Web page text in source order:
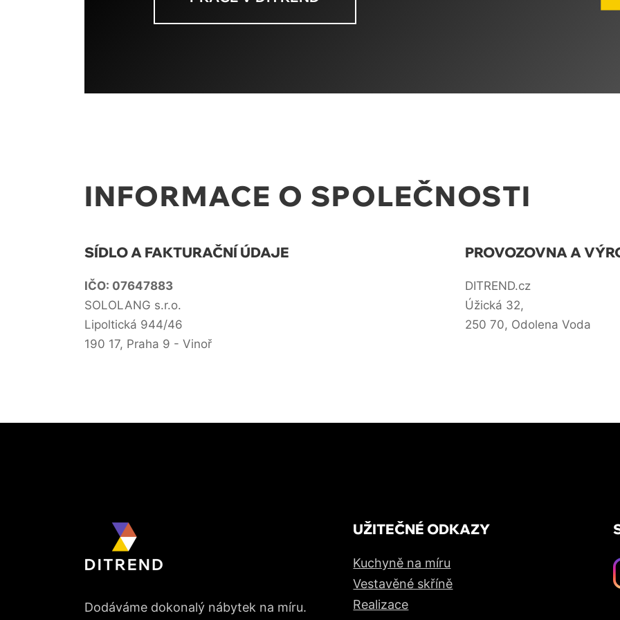
INFORMACE O SPOLEČNOSTI
SÍDLO A FAKTURAČNÍ ÚDAJE
IČO: 07647883
SOLOLANG s.r.o.
Lipoltická 944/46
190 17, Praha 9 - Vinoř
PROVOZOVNA A
DITREND.cz
Úžická 32,
250 70, Odolena Voda
Dodáváme dokonalý nábytek na míru.
UŽITEČNÉ ODKAZY
Kuchyně na míru
Vestavěné skříně
Realizace